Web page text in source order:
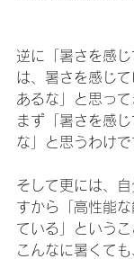
逆に「暑さを感
は、暑さを感じ
あるな」と思って
まず「暑さを感
な」と思うわけで
そして更には、
すから「高性能
ている」というこ
こんなに暑くて